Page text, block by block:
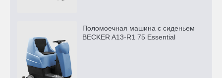
Поломоечная машина с сиденьем
BECKER A13-R1 75 Essential